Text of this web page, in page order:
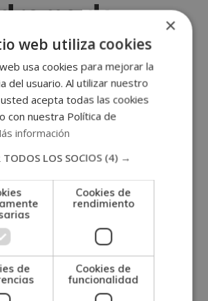
de
los estudios y superadas las
el alumno recibirá un
que ha finalizado con éxito
EXPERTO EN SÍNDROME DE
CLÍNICA Y DE CIENCIAS DE
por nuestra condición de
curso se encuentra orientado
de formación teórica
Ciertas profesiones requieren
u oficial que puedes
×
web utiliza cookies
usa cookies para mejorar la
del usuario. Al utilizar nuestro
acepta todas las cookies
con nuestra Política de
información
TODOS LOS SOCIOS (4) →
Cookies de
rendimiento
de
Cookies de
funcionalidad